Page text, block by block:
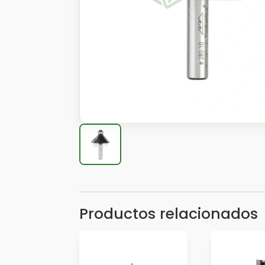
Productos relacionados